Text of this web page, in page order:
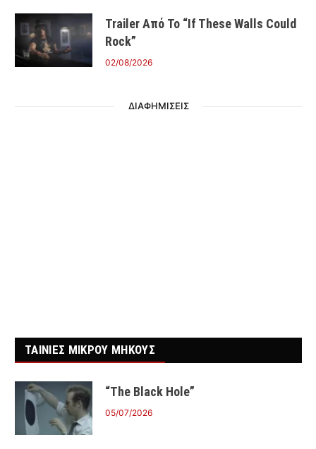
Trailer Από Το “If These Walls Could
Rock”
02/08/2026
ΔΙΑΦΗΜΙΣΕΙΣ
ΤΑΙΝΙΕΣ ΜΙΚΡΟΥ ΜΗΚΟΥΣ
“The Black Hole”
05/07/2026